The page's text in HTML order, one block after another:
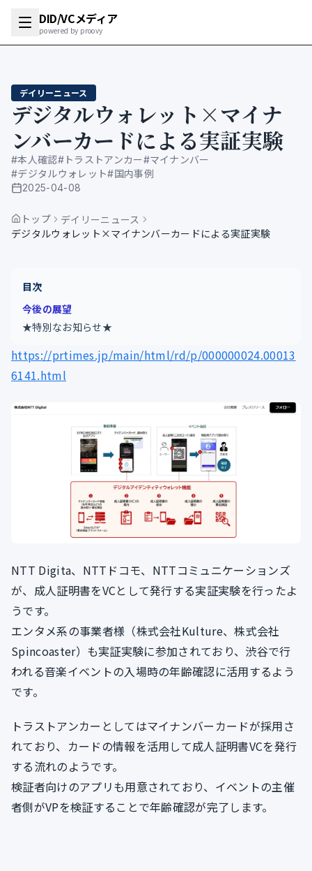
DID/VCメディア
powered by proovy
デイリーニュース
デジタルウォレット×マイナ
ンバーカードによる実証実験
#本人確認#トラストアンカー#マイナンバー
#デジタルウォレット#国内事例
公開日
2025-04-08
トップ
デイリーニュース
デジタルウォレット×マイナンバーカードによる実証実験
目次
今後の展望
★特別なお知らせ★
https://prtimes.jp/main/html/rd/p/000000024.00013
6141.html
NTT Digita、NTTドコモ、NTTコミュニケーションズ
が、成人証明書をVCとして発行する実証実験を行ったよ
うです。
エンタメ系の事業者様（株式会社Kulture、株式会社
Spincoaster）も実証実験に参加されており、渋谷で行
われる音楽イベントの入場時の年齢確認に活用するよう
です。
トラストアンカーとしてはマイナンバーカードが採用さ
れており、カードの情報を活用して成人証明書VCを発行
する流れのようです。
検証者向けのアプリも用意されており、イベントの主催
者側がVPを検証することで年齢確認が完了します。